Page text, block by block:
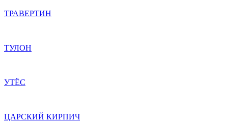
ТРАВЕРТИН
ТУЛОН
УТЁС
ЦАРСКИЙ КИРПИЧ